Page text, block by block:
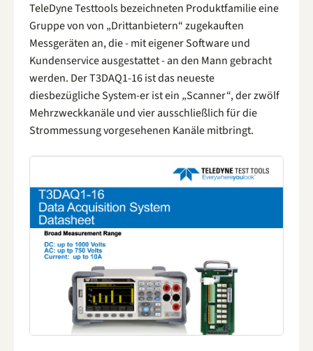
TeleDyne Testtools bezeichneten Produktfamilie eine
Gruppe von von „Drittanbietern“ zugekauften
Messgeräten an, die - mit eigener Software und
Kundenservice ausgestattet - an den Mann gebracht
werden. Der T3DAQ1-16 ist das neueste
diesbezügliche System-er ist ein „Scanner“, der zwölf
Mehrzweckkanäle und vier ausschließlich für die
Strommessung vorgesehenen Kanäle mitbringt.